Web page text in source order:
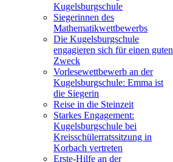
Kugelsburgschule
Siegerinnen des
Mathematikwettbewerbs
Die Kugelsburgschule
engagieren sich für einen guten
Zweck
Vorlesewettbewerb an der
Kugelsburgschule: Emma ist
die Siegerin
Reise in die Steinzeit
Starkes Engagement:
Kugelsburgschule bei
Kreisschülerratssitzung in
Korbach vertreten
Erste-Hilfe an der